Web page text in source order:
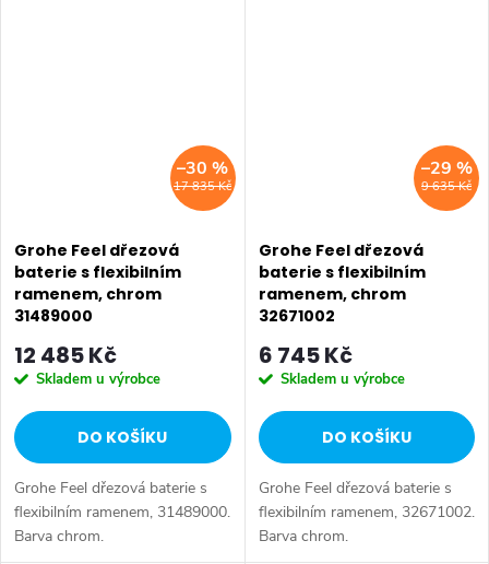
17 835 Kč
–30 %
Grohe Feel dřezová
baterie s flexibilním
ramenem, chrom
31489000
12 485 Kč
Skladem u výrobce
DO KOŠÍKU
Grohe Feel dřezová baterie s
flexibilním ramenem, 31489000.
Barva chrom.
9 635 Kč
–29 %
Grohe Feel dřezová
baterie s flexibilním
ramenem, chrom
32671002
6 745 Kč
Skladem u výrobce
DO KOŠÍKU
Grohe Feel dřezová baterie s
flexibilním ramenem, 32671002.
Barva chrom.